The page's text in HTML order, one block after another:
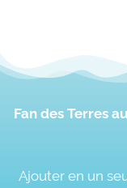
Fan des Terres
Ajouter en un